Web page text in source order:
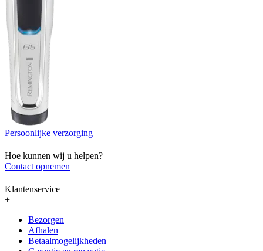
Persoonlijke verzorging
Hoe kunnen wij u helpen?
Contact opnemen
Klantenservice
+
Bezorgen
Afhalen
Betaalmogelijkheden